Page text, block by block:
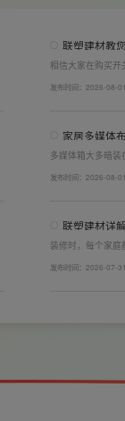
联塑建材教
相信大家在购买
了插座距离的大小
发布时间：2026-08-
家居多媒体
多媒体箱大多暗
选择综合实力过硬
发布时间：2026-08-
联塑建材详
装修时，每个家
产品+规范安装双
发布时间：2026-07-